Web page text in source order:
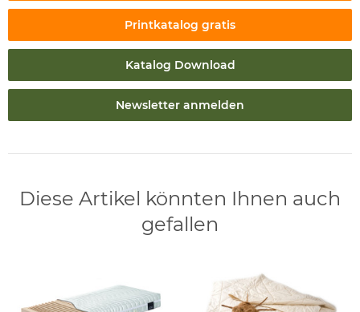
Printkatalog gratis
Katalog Download
Newsletter anmelden
Diese Artikel könnten Ihnen auch
gefallen